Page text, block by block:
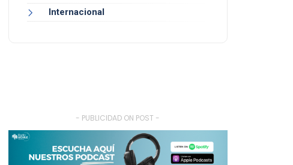
Internacional
- PUBLICIDAD ON POST -